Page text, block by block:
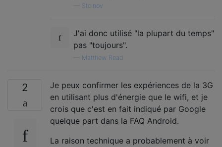
Stoinov
J'ai donc utilisé "la plupart du temps"
pas "toujours".
Matthew Read
2
Je peux confirmer les expériences de la 3G
en utilisant plus d'énergie que le wifi, et je
crois que c'est en fait indiqué par Google
quelque part dans la FAQ Android.
La raison technique a probablement à voir